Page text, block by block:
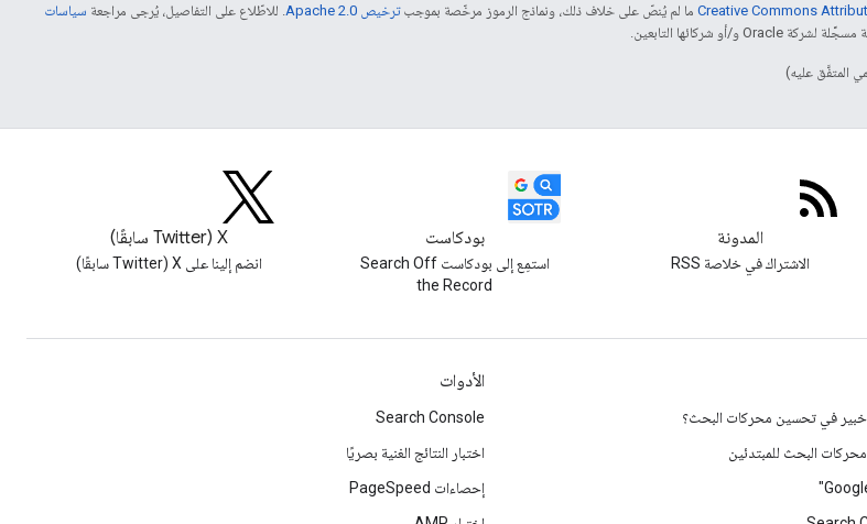
ما لم يُنصّ على خلاف ذلك، ونماذج الرموز مرخّصة بموجبترخيص Apache 2.0‏ . للاطّلاع على التفاصيل، يُرجى مراجعة سياسات
المدونة
الاشتراك في خلاصة RSS
بودكاست
استمِع إلى بودكاست Search Off
the Record
‫X ‏(Twitter سابقًا)
انضم إلينا على X ‏(Twitter سابقًا)
خبير في تحسين محركات البحث؟
البحث للمبتدئين
الأدوات
Search Console
اختبار النتائج الغنية بصريًا
إحصاءات PageSpeed